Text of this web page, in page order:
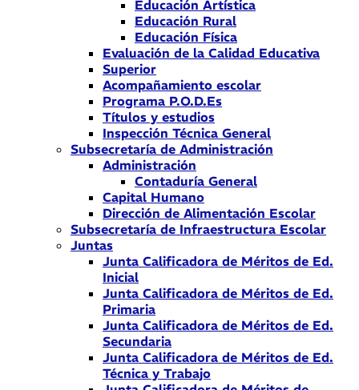
Educación Artística
Educación Rural
Educación Física
Evaluación de la Calidad Educativa
Superior
Acompañamiento escolar
Programa P.O.D.Es
Títulos y estudios
Inspección Técnica General
Subsecretaría de Administración
Administración
Contaduría General
Capital Humano
Dirección de Alimentación Escolar
Subsecretaría de Infraestructura Escolar
Juntas
Junta Calificadora de Méritos de Ed.
Inicial
Junta Calificadora de Méritos de Ed.
Primaria
Junta Calificadora de Méritos de Ed.
Secundaria
Junta Calificadora de Méritos de Ed.
Técnica y Trabajo